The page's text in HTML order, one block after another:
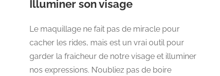
Illuminer son visage
Le maquillage ne fait pas de miracle pour
cacher les rides, mais est un vrai outil pour
garder la fraicheur de notre visage et illuminer
nos expressions. N’oubliez pas de boire